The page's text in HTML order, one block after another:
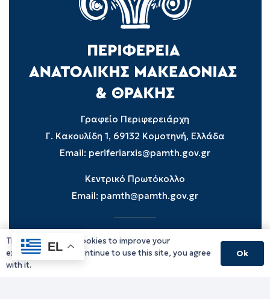
Γραφείο Περιφερειάρχη
Γ. Κακουλίδη 1, 69132 Κομοτηνή, Ελλάδα
Email: periferiarxis@pamth.gov.gr
Κεντρικό Πρωτόκολλο
Email: pamth@pamth.gov.gr
Υπηρεσίες Δράμας
Υπηρεσίες Καβάλας
EL
This website uses cookies to improve your
experience. If you continue to use this site, you agree
with it.
Ok